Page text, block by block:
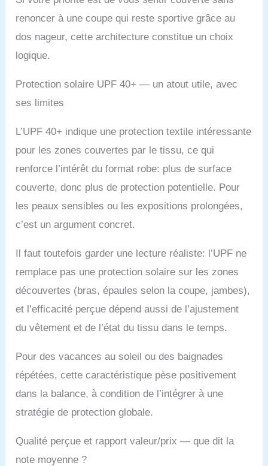
renoncer à une coupe qui reste sportive grâce au
dos nageur, cette architecture constitue un choix
logique.
Protection solaire UPF 40+ — un atout utile, avec
ses limites
L’UPF 40+ indique une protection textile intéressante
pour les zones couvertes par le tissu, ce qui
renforce l’intérêt du format robe: plus de surface
couverte, donc plus de protection potentielle. Pour
les peaux sensibles ou les expositions prolongées,
c’est un argument concret.
Il faut toutefois garder une lecture réaliste: l’UPF ne
remplace pas une protection solaire sur les zones
découvertes (bras, épaules selon la coupe, jambes),
et l’efficacité perçue dépend aussi de l’ajustement
du vêtement et de l’état du tissu dans le temps.
Pour des vacances au soleil ou des baignades
répétées, cette caractéristique pèse positivement
dans la balance, à condition de l’intégrer à une
stratégie de protection globale.
Qualité perçue et rapport valeur/prix — que dit la
note moyenne ?